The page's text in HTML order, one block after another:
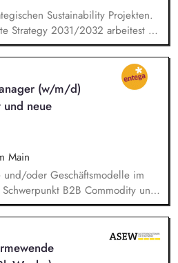
und Begleitung von
und Informations­veranstaltungen
Themen.
Sustainability Projekten.
Strategy 2031/2032 arbeitest Du
Bei unserer Reise
Sustainability Reporting-Directive
KPI-Analysen und unterstützt
Reportings. Dabei
als Teilprojektleiter. Du
bei unternehmensweiten
Compact und arbeitest aktiv
Goals der Vereinten
(w/m/d)
neue
Main
und/oder Geschäftsmodelle im
B2B Commodity und
sie von der
und Skalierung weiter.
und marktseitigen Erfolg
anhand relevanter